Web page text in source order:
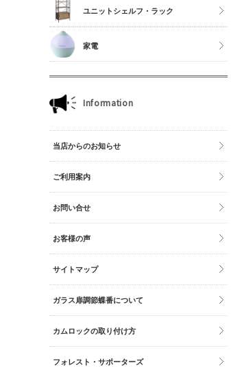
収納雑貨
玄関雑貨
キッチン雑貨
ミラー・ドレッサー
本立て・マガジンラック
時計
バッグ
財布
ユニットシェルフ・ラック
ユニットシェルフWiLLシリーズ
ジュリオシリーズ
家電
Information
当店からのお知らせ
ご利用案内
お問い合せ
お客様の声
サイトマップ
ガラス扉調節蝶番について
カムロックの取り付け方
フォレスト・サポーターズ